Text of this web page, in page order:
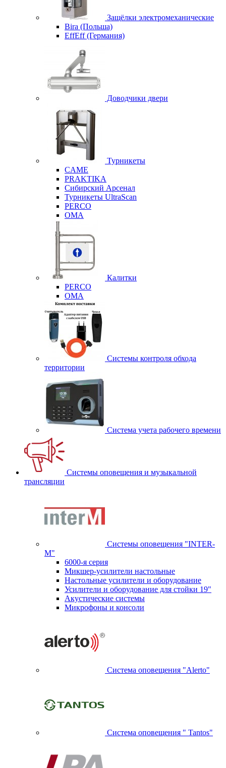
Защёлки электромеханические
Bira (Польша)
EffEff (Германия)
Доводчики двери
Турникеты
CAME
PRAKTIKA
Сибирский Арсенал
Турникеты UltraScan
PERCO
OMA
Калитки
PERCO
OMA
Системы контроля обхода
территории
Система учета рабочего времени
Системы оповещения и музыкальной
трансляции
Системы оповещения "INTER-
M"
6000-я серия
Микшер-усилители настольные
Настольные усилители и оборудование
Усилители и оборудование для стойки 19"
Акустические системы
Микрофоны и консоли
Система оповещения "Alerto"
Система оповещения " Tantos"